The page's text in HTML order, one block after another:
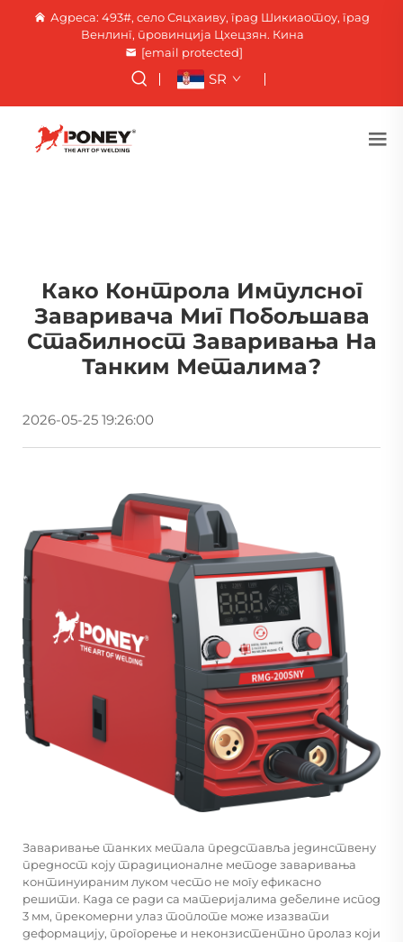
Адреса: 493#, село Сяцхаиву, град Шикиаотоу, град
Венлинг, провинција Цхецзян. Кина
[email protected]
SR
Како Контрола Импулсног
Заваривача Миг Побољшава
Стабилност Заваривања На
Танким Металима?
2026-05-25 19:26:00
Заваривање танких метала представља јединствену
предност коју традиционалне методе заваривања
континуираним луком често не могу ефикасно
решити. Када се ради са материјалима дебелине испод
3 мм, прекомерни улаз топлоте може изазвати
деформацију, прогорење и неконзистентно пролаз који